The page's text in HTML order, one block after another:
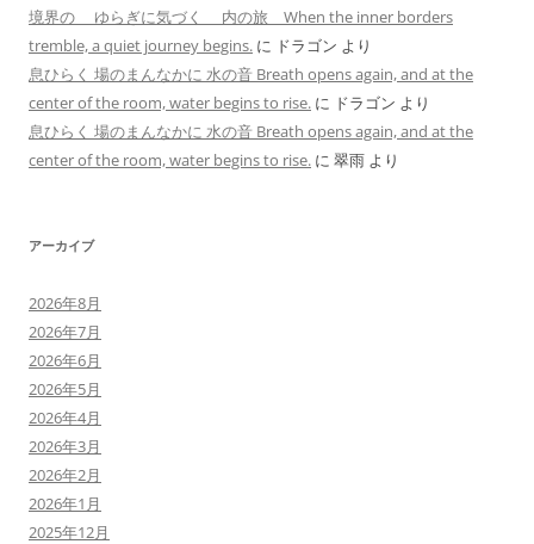
境界の ゆらぎに気づく 内の旅 When the inner borders
tremble, a quiet journey begins. に ドラゴン より
息ひらく 場のまんなかに 水の音 Breath opens again, and at the
center of the room, water begins to rise. に ドラゴン より
息ひらく 場のまんなかに 水の音 Breath opens again, and at the
center of the room, water begins to rise. に 翠雨 より
アーカイブ
2026年8月
2026年7月
2026年6月
2026年5月
2026年4月
2026年3月
2026年2月
2026年1月
2025年12月